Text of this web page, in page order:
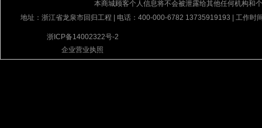
本商城顾客个人信息将不会被泄露给其他任何机构和
地址：浙江省龙泉市回归工程 | 电话：400-000-6782 13735919193 | 工作时
浙ICP备14002322号-2
企业营业执照